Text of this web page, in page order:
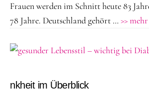
Frauen werden im Schnitt heute 83
78 Jahre. Deutschland gehört … >> mehr
nkheit im Überblick